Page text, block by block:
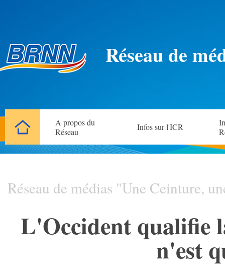
Réseau de
A propos du
Réseau
Infos sur l'ICR
Réseau de médias "Une Ceinture,
L'Occident qualifie
n'est